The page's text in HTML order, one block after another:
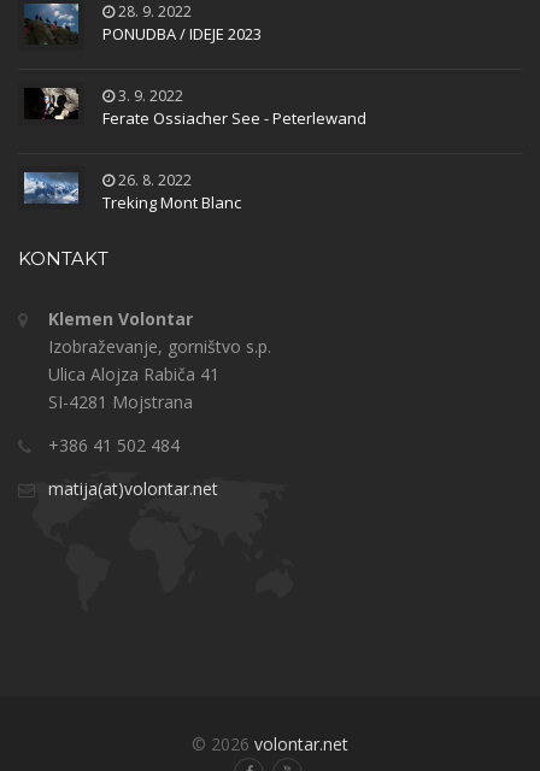
28. 9. 2022
PONUDBA / IDEJE 2023
3. 9. 2022
Ferate Ossiacher See - Peterlewand
26. 8. 2022
Treking Mont Blanc
KONTAKT
Klemen Volontar
Izobraževanje, gorništvo s.p.
Ulica Alojza Rabiča 41
SI-4281 Mojstrana
+386 41 502 484
matija(at)volontar.net
© 2026 volontar.net